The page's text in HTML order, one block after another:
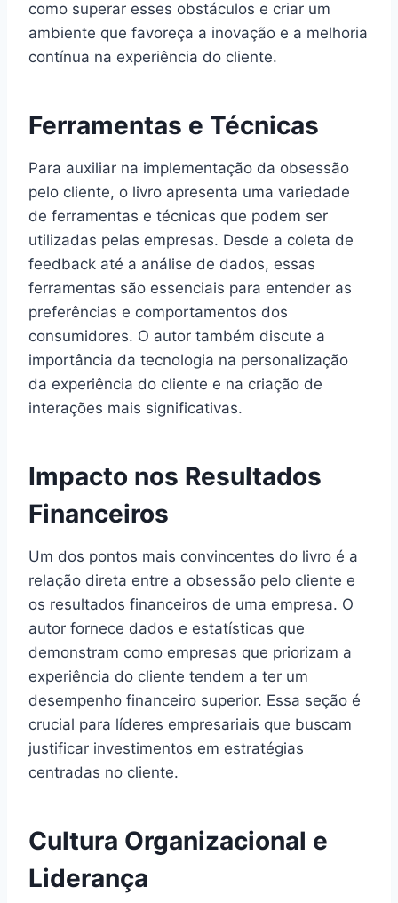
como superar esses obstáculos e criar um
ambiente que favoreça a inovação e a melhoria
contínua na experiência do cliente.
Ferramentas e Técnicas
Para auxiliar na implementação da obsessão
pelo cliente, o livro apresenta uma variedade
de ferramentas e técnicas que podem ser
utilizadas pelas empresas. Desde a coleta de
feedback até a análise de dados, essas
ferramentas são essenciais para entender as
preferências e comportamentos dos
consumidores. O autor também discute a
importância da tecnologia na personalização
da experiência do cliente e na criação de
interações mais significativas.
Impacto nos Resultados
Financeiros
Um dos pontos mais convincentes do livro é a
relação direta entre a obsessão pelo cliente e
os resultados financeiros de uma empresa. O
autor fornece dados e estatísticas que
demonstram como empresas que priorizam a
experiência do cliente tendem a ter um
desempenho financeiro superior. Essa seção é
crucial para líderes empresariais que buscam
justificar investimentos em estratégias
centradas no cliente.
Cultura Organizacional e
Liderança